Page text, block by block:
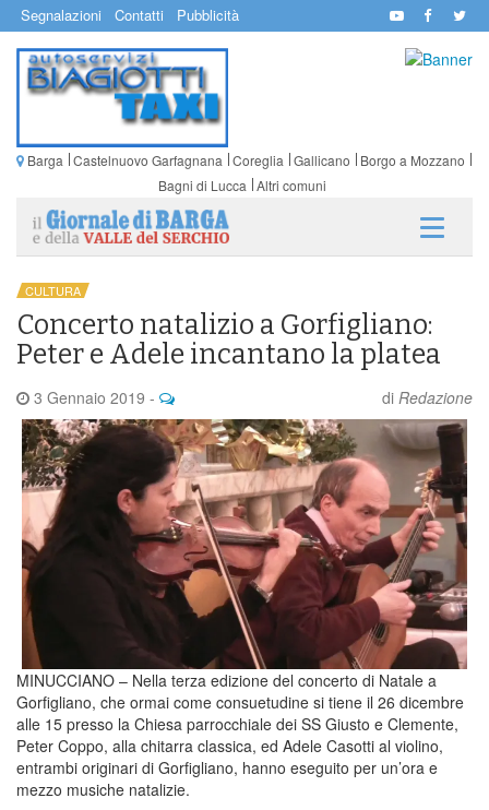
Segnalazioni Contatti Pubblicità
Barga Castelnuovo Garfagnana Coreglia Gallicano
Borgo a Mozzano
Bagni di Lucca Altri comuni
CULTURA
Concerto natalizio a Gorfigliano:
Peter e Adele incantano la platea
3 Gennaio 2019 - di Redazione
MINUCCIANO – Nella terza edizione del concerto di Natale a
Gorfigliano, che ormai come consuetudine si tiene il 26 dicembre
alle 15 presso la Chiesa parrocchiale dei SS Giusto e Clemente,
Peter Coppo, alla chitarra classica, ed Adele Casotti al violino,
entrambi originari di Gorfigliano, hanno eseguito per un’ora e
mezzo musiche natalizie.